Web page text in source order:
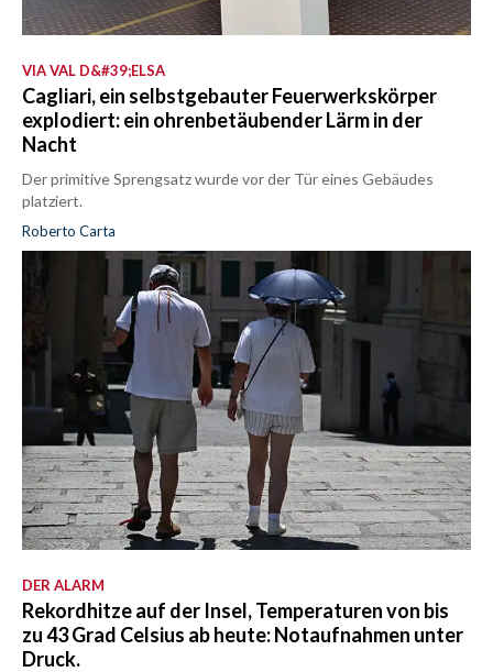
VIA VAL D&#39;ELSA
Cagliari, ein selbstgebauter Feuerwerkskörper
explodiert: ein ohrenbetäubender Lärm in der
Nacht
Der primitive Sprengsatz wurde vor der Tür eines Gebäudes
platziert.
Roberto Carta
DER ALARM
Rekordhitze auf der Insel, Temperaturen von bis
zu 43 Grad Celsius ab heute: Notaufnahmen unter
Druck.